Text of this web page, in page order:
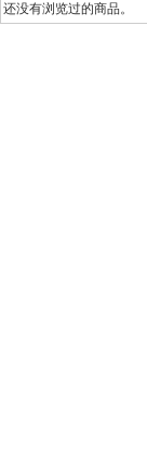
还没有浏览过的商品。